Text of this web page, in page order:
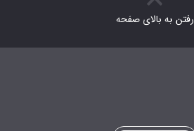
رفتن به بالای صفحه